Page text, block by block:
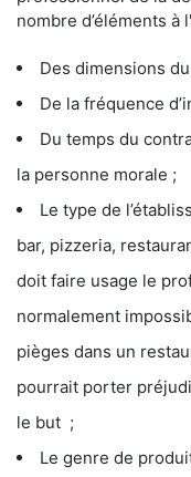
nombre d’éléments à
Des dimensions
De la fréquence
Du temps du
la personne morale ;
Le type de
bar, pizzeria,
doit faire usage le
normalement
pièges dans un
pourrait porter
le but ;
Le genre de